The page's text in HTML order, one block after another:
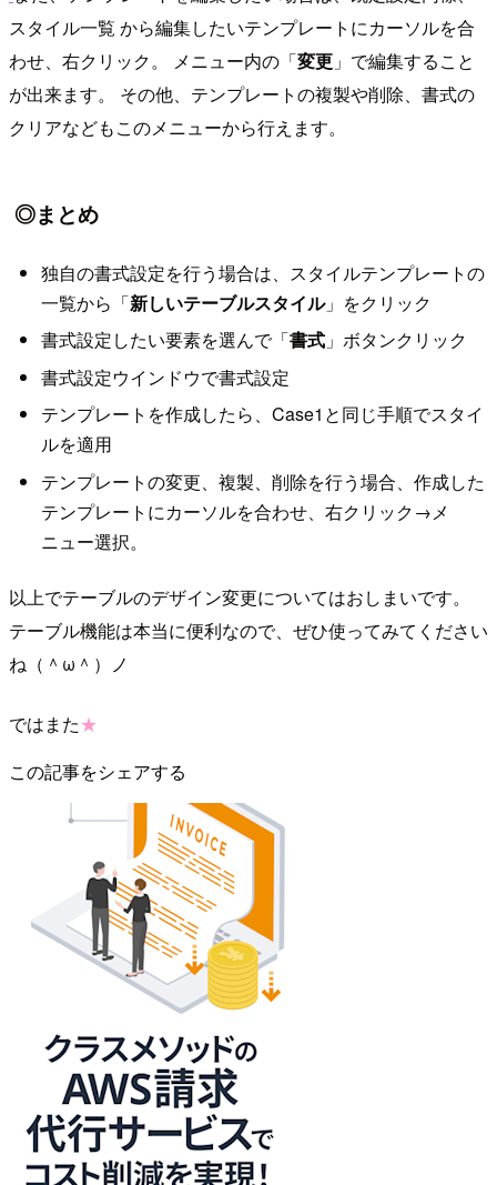
スタイル一覧 から編集したいテンプレートにカーソルを合
わせ、右クリック。 メニュー内の「変更 」で編集すること
が出来ます。 その他、テンプレートの複製や削除、書式の
クリアなどもこのメニューから行えます。
◎まとめ
独自の書式設定を行う場合は、スタイルテンプレートの
一覧から「新しいテーブルスタイル」をクリック
書式設定したい要素を選んで「書式」ボタンクリック
書式設定ウインドウで書式設定
テンプレートを作成したら、Case1と同じ手順でスタイ
ルを適用
テンプレートの変更、複製、削除を行う場合、作成した
テンプレートにカーソルを合わせ、右クリック→メ
ニュー選択。
以上でテーブルのデザイン変更についてはおしまいです。
テーブル機能は本当に便利なので、ぜひ使ってみてください
ね（＾ω＾）ノ
ではまた★
この記事をシェアする